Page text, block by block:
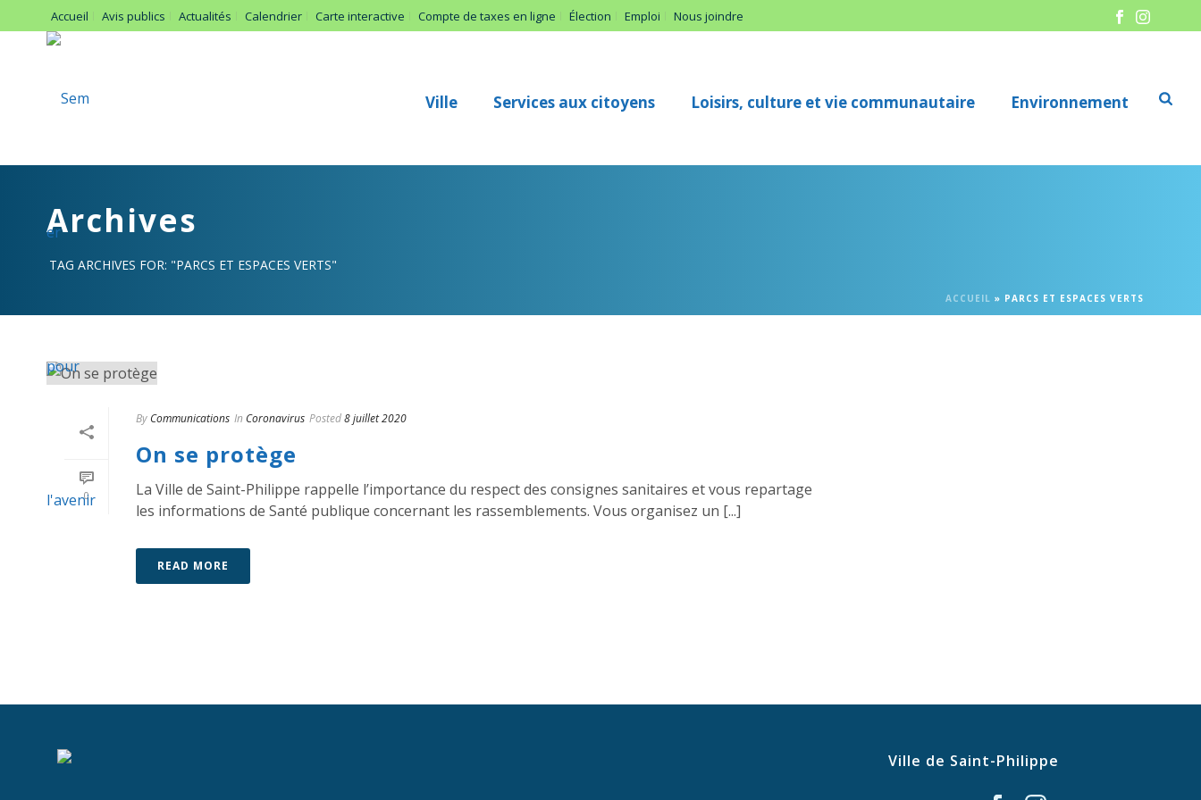
Accueil Avis publics Actualités Calendrier Carte interactive Compte de taxes en ligne Élection Emploi Nous joindre
Ville Services aux citoyens Loisirs, culture et vie communautaire Environnement
Archives
TAG ARCHIVES FOR: "PARCS ET ESPACES VERTS"
ACCUEIL » PARCS ET ESPACES VERTS
0
By Communications In Coronavirus Posted8 juillet 2020
On se protège
La Ville de Saint-Philippe rappelle l’importance du respect des consignes sanitaires et vous repartage
les informations de Santé publique concernant les rassemblements. Vous organisez un [...]
READ MORE
Ville de Saint-Philippe